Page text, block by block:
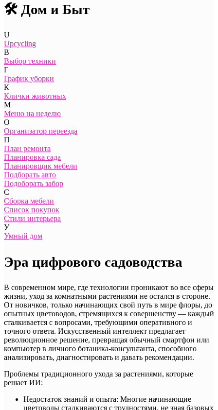
🛠️ Дом и Быт
U
Upcycling
В
Выбор техники
Г
График уборки
К
Клички животных
М
Меню на неделю
О
Организатор переезда
П
План ремонта
Планировка сада
Планировщик мебели
Подборать авто
Подоборать забор
С
Сборка мебели
Список покупок
Стили интерьера
У
Умный дом
Эра цифрового садоводства
В современном мире, где технологии проникают во все сферы
жизни, уход за комнатными растениями не остался в стороне.
От новичков, только начинающих свой путь в мире флоры, до
опытных цветоводов, стремящихся к совершенству — каждый
сталкивается с вопросами, требующими оперативного и
точного ответа. Искусственный интеллект предлагает
революционное решение, превращая обычный смартфон или
компьютер в личного ботаника-консультанта, способного
анализировать, диагностировать и давать рекомендации.
Проблемы традиционного ухода за растениями, которые
решает ИИ:
Недостаток знаний и опыта: Многие начинающие
цветоводы сталкиваются с трудностями, не зная базовых